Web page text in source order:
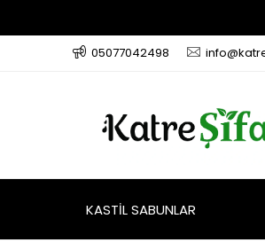
05077042498
KASTİL SABUNLAR